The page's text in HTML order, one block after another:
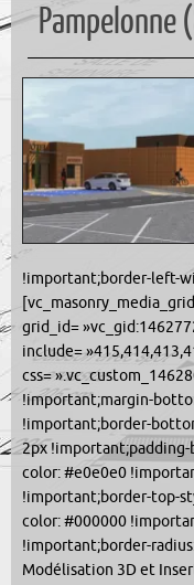
Pampelonne
!important;border-left-
grid_id=
include=
css=
!important;margin-
!important;border-
2px
color: #e0e0e0
!important;border-top-
color: #000000
!important;border-
Modélisation 3D et